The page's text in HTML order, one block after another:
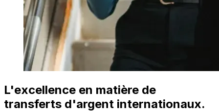
L'excellence en matière de
transferts d'argent internationaux.